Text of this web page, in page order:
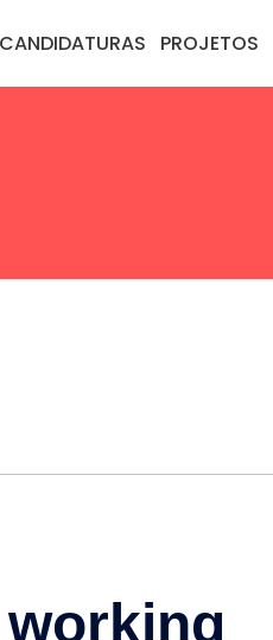
CANDIDATURAS PROJETOS